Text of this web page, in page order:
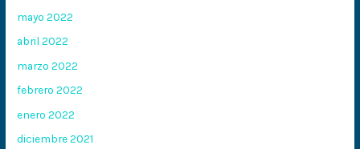
mayo 2022
abril 2022
marzo 2022
febrero 2022
enero 2022
diciembre 2021